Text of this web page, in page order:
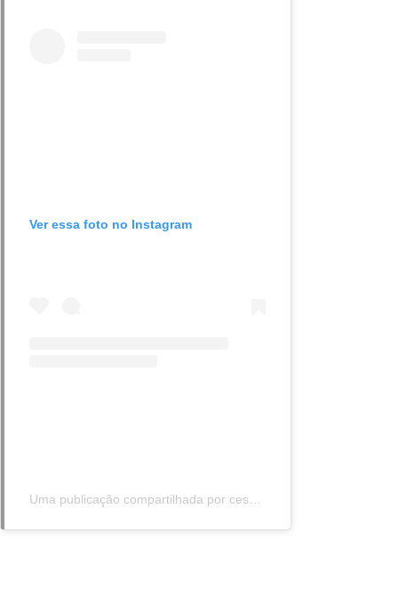
Ver essa foto no Instagram